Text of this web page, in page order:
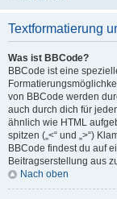
Textformatierung
Was ist BBCode?
BBCode ist eine
von BBCode werden
auch durch dich für
ähnlich wie HTML
spitzen („<“ und „>“)
BBCode findest du auf
Beitragserstellung aus
Nach oben